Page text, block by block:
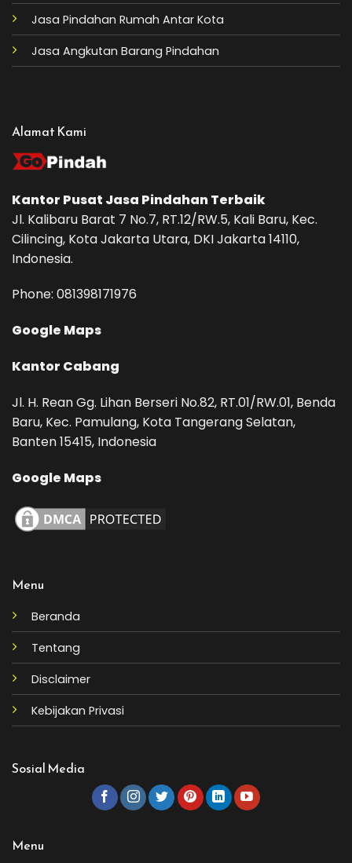
Jasa Pindahan Rumah Antar Kota
Jasa Angkutan Barang Pindahan
Alamat Kami
Kantor Pusat Jasa PindahanTerbaik
Jl. Kalibaru Barat 7 No.7, RT.12/RW.5, Kali Baru, Kec.
Cilincing, Kota Jakarta Utara, DKI Jakarta 14110,
Indonesia.
Phone: ‪081398171976‬
Google Maps
Kantor Cabang
Jl. H. Rean Gg. Lihan Berseri No.82, RT.01/RW.01, Benda
Baru, Kec. Pamulang, Kota Tangerang Selatan,
Banten 15415, Indonesia
Google Maps
Menu
Beranda
Tentang
Disclaimer
Kebijakan Privasi
Sosial Media
Menu